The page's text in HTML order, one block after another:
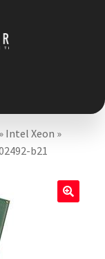
Expandir
menú
» Intel Xeon »
b21